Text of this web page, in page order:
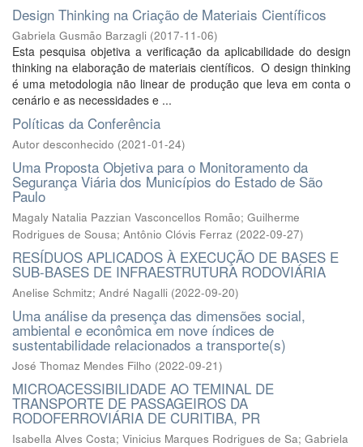
Design Thinking na Criação de Materiais Científicos
Gabriela Gusmão Barzagli (2017-11-06)
Esta pesquisa objetiva a verificação da aplicabilidade do design
thinking na elaboração de materiais científicos. O design thinking
é uma metodologia não linear de produção que leva em conta o
cenário e as necessidades e ...
Políticas da Conferência
Autor desconhecido (2021-01-24)
Uma Proposta Objetiva para o Monitoramento da
Segurança Viária dos Municípios do Estado de São
Paulo
Magaly Natalia Pazzian Vasconcellos Romão; Guilherme
Rodrigues de Sousa; Antônio Clóvis Ferraz (2022-09-27)
RESÍDUOS APLICADOS À EXECUÇÃO DE BASES E
SUB-BASES DE INFRAESTRUTURA RODOVIÁRIA
Anelise Schmitz; André Nagalli (2022-09-20)
Uma análise da presença das dimensões social,
ambiental e econômica em nove índices de
sustentabilidade relacionados a transporte(s)
José Thomaz Mendes Filho (2022-09-21)
MICROACESSIBILIDADE AO TEMINAL DE
TRANSPORTE DE PASSAGEIROS DA
RODOFERROVIÁRIA DE CURITIBA, PR
Isabella Alves Costa; Vinicius Marques Rodrigues de Sa; Gabriela